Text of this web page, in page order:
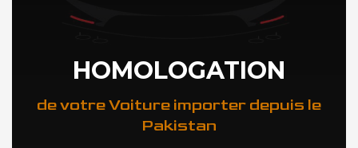
HOMOLOGATION
de votre Voiture importer depuis le
Pakistan